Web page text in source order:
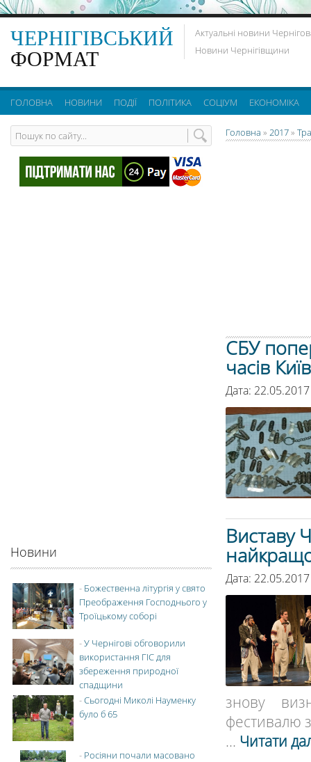
ЧЕРНІГІВСЬКИЙ
ФОРМАТ
Актуальні новини
Новини Чернігівщини
ГОЛОВНА НОВИНИ ПОДІЇ ПОЛІТИКА СОЦІУМ ЕКОНОМІКА
Головна » 2017»
СБУ
часів
Дата:
Виставу
Дата:
знову
фестивалю
... Читати
Новини
- Божественна літургія у свято
Преображення Господнього у
Троїцькому соборі
-У Чернігові обговорили
використання ГІС для
збереження природної
спадщини
-Сьогодні Миколі Науменку
було б 65
- Росіяни почали масовано